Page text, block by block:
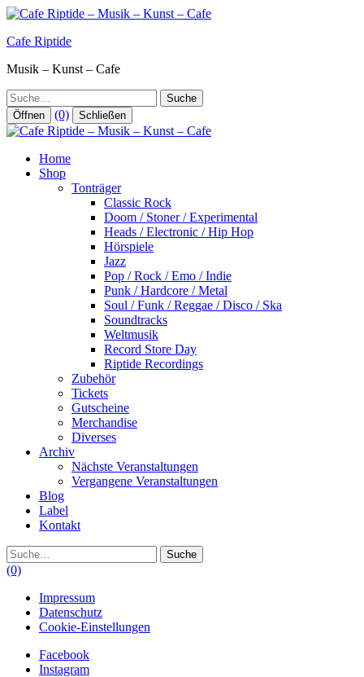
Zum
springen
Cafe Riptide
Musik – Kunst – Cafe
Suche
Öffnen (0) Schließen
Home
Shop
Tonträger
Classic Rock
Doom / Stoner / Experimental
Heads / Electronic / Hip Hop
Hörspiele
Jazz
Pop / Rock / Emo / Indie
Punk / Hardcore / Metal
Soul / Funk / Reggae / Disco / Ska
Soundtracks
Weltmusik
Record Store Day
Riptide Recordings
Zubehör
Tickets
Gutscheine
Merchandise
Diverses
Archiv
Nächste Veranstaltungen
Vergangene Veranstaltungen
Blog
Label
Kontakt
Suche
(0)
Impressum
Datenschutz
Cookie-Einstellungen
Facebook
Instagram